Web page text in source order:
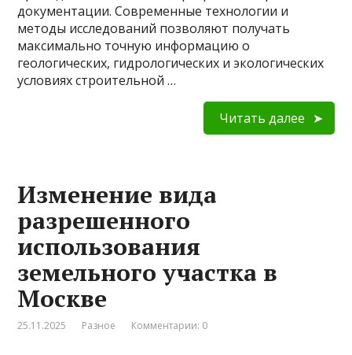
документации. Современные технологии и
методы исследований позволяют получать
максимально точную информацию о
геологических, гидрологических и экологических
условиях строительной …
Читать далее
Изменение вида
разрешенного
использования
земельного участка в
Москве
25.11.2025 Разное Комментарии: 0